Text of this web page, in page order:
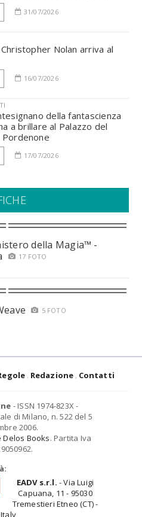
31/07/2026
Nolan arriva al
16/07/2026
della fantascienza
a brillare al Palazzo del
17/07/2026
della Magia™ -
17 FOTO
5 FOTO
Redazione Contatti
- ISSN 1974-823X -
di Milano, n. 522 del 5
2006.
Books. Partita Iva
EADV s.r.l. - Via Luigi
Capuana, 11 - 95030
Tremestieri Etneo (CT) -
Italy